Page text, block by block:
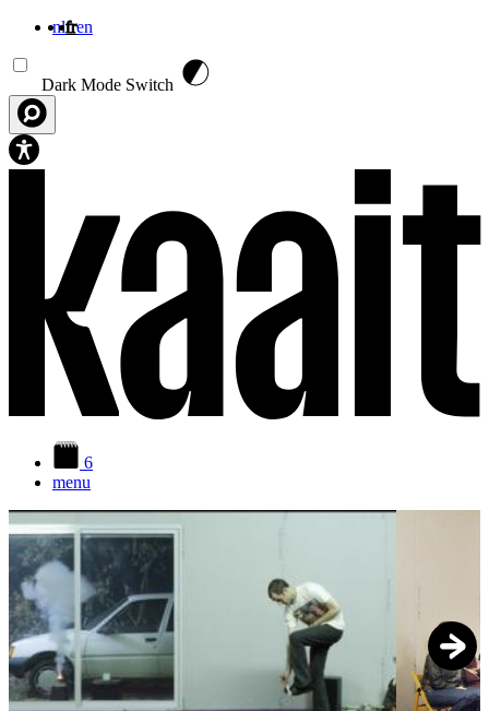
nlfren
Dark Mode Switch
6
menu